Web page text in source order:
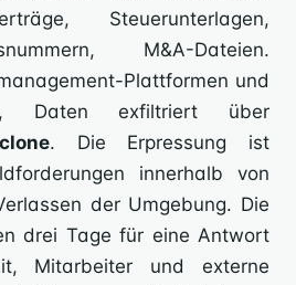
Steuerunterlagen,
M&A-Dateien.
Plattformen und
Daten exfiltriert über
. Die Erpressung ist
innerhalb von
der Umgebung. Die
drei Tage für eine Antwort
Mitarbeiter und externe